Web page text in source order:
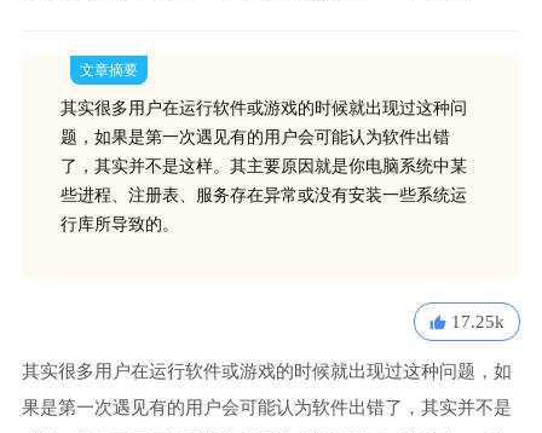
文章摘要
其实很多用户在运行软件或游戏的时候就出现过这种问
题，如果是第一次遇见有的用户会可能认为软件出错
了，其实并不是这样。其主要原因就是你电脑系统中某
些进程、注册表、服务存在异常或没有安装一些系统运
行库所导致的。
17.25k
其实很多用户在运行软件或游戏的时候就出现过这种问题，如
果是第一次遇见有的用户会可能认为软件出错了，其实并不是